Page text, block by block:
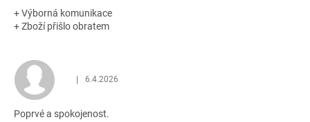
+ Výborná komunikace
+ Zboží přišlo obratem
Hodnocení obchodu je 5 z 5 hvězdiček.
| 6.4.2026
Poprvé a spokojenost.